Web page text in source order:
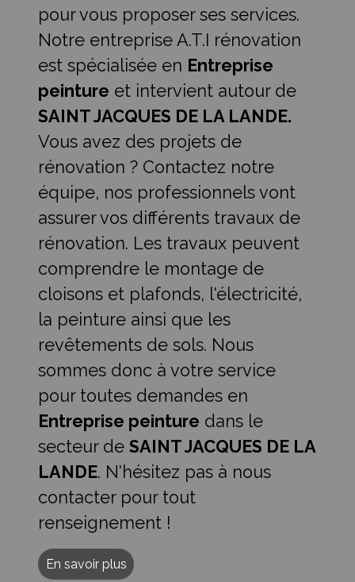
pour vous proposer ses services.
Notre entreprise A.T.I rénovation
est spécialisée en Entreprise
peinture et intervient autour de
SAINT JACQUES DE LA LANDE.
Vous avez des projets de
rénovation ? Contactez notre
équipe, nos professionnels vont
assurer vos différents travaux de
rénovation. Les travaux peuvent
comprendre le montage de
cloisons et plafonds, l'électricité,
la peinture ainsi que les
revêtements de sols. Nous
sommes donc à votre service
pour toutes demandes en
Entreprise peinture dans le
secteur de SAINT JACQUES DE LA
LANDE. N'hésitez pas à nous
contacter pour tout
renseignement !
En savoir plus